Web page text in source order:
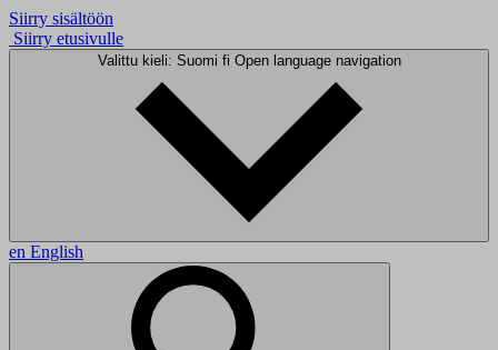
Siirry sisältöön
Siirry etusivulle
Valittu kieli: Suomi fi Open language navigation
en English